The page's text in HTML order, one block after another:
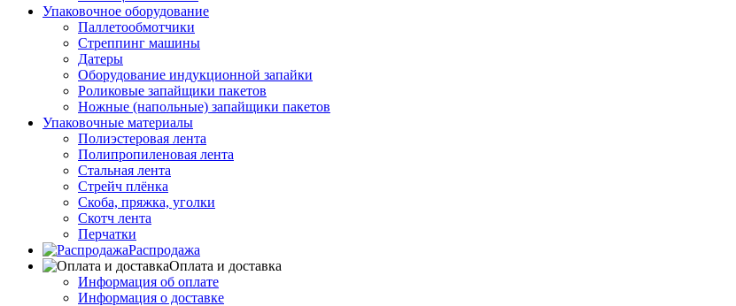
Упаковочное оборудование
Паллетообмотчики
Стреппинг машины
Датеры
Оборудование индукционной запайки
Роликовые запайщики пакетов
Ножные (напольные) запайщики пакетов
Упаковочные материалы
Полиэстеровая лента
Полипропиленовая лента
Стальная лента
Стрейч плёнка
Скоба, пряжка, уголки
Скотч лента
Перчатки
Распродажа
Оплата и доставка
Информация об оплате
Информация о доставке